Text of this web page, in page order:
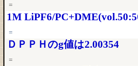
=
1M LiPF6/
=
ＤＰＰＨのg値は2.00354
=